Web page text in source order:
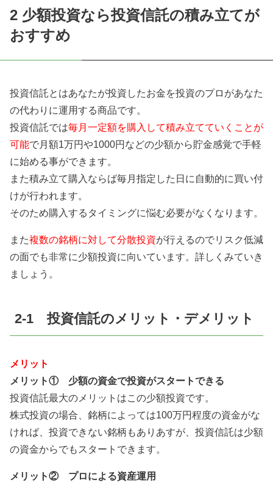
2 少額投資なら投資信託の積み立てが
おすすめ
投資信託とはあなたが投資したお金を投資のプロがあなた
の代わりに運用する商品です。
投資信託では毎月一定額を購入して積み立てていくことが
可能で月額1万円や1000円などの少額から貯金感覚で手軽
に始める事ができます。
また積み立て購入ならば毎月指定した日に自動的に買い付
けが行われます。
そのため購入するタイミングに悩む必要がなくなります。
また複数の銘柄に対して分散投資が行えるのでリスク低減
の面でも非常に少額投資に向いています。詳しくみていき
ましょう。
2-1 投資信託のメリット・デメリット
メリット
メリット① 少額の資金で投資がスタートできる
投資信託最大のメリットはこの少額投資です。
株式投資の場合、銘柄によっては100万円程度の資金がな
ければ、投資できない銘柄もありあすが、投資信託は少額
の資金からでもスタートできます。
メリット② プロによる資産運用